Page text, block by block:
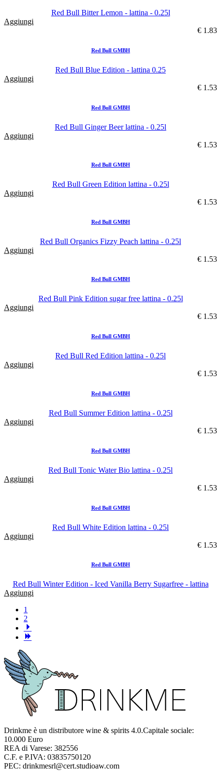
Red Bull Bitter Lemon - lattina - 0.25l
Aggiungi
€ 1.83
Red Bull GMBH
Red Bull Blue Edition - lattina 0.25
Aggiungi
€ 1.53
Red Bull GMBH
Red Bull Ginger Beer lattina - 0.25l
Aggiungi
€ 1.53
Red Bull GMBH
Red Bull Green Edition lattina - 0.25l
Aggiungi
€ 1.53
Red Bull GMBH
Red Bull Organics Fizzy Peach lattina - 0.25l
Aggiungi
€ 1.53
Red Bull GMBH
Red Bull Pink Edition sugar free lattina - 0.25l
Aggiungi
€ 1.53
Red Bull GMBH
Red Bull Red Edition lattina - 0.25l
Aggiungi
€ 1.53
Red Bull GMBH
Red Bull Summer Edition lattina - 0.25l
Aggiungi
€ 1.53
Red Bull GMBH
Red Bull Tonic Water Bio lattina - 0.25l
Aggiungi
€ 1.53
Red Bull GMBH
Red Bull White Edition lattina - 0.25l
Aggiungi
€ 1.53
Red Bull GMBH
Red Bull Winter Edition - Iced Vanilla Berry Sugarfree - lattina
Aggiungi
1
2
Drinkme è un distributore wine & spirits 4.0.Capitale sociale:
10.000 Euro
REA di Varese: 382556
C.F. e P.IVA: 03835750120
PEC: drinkmesrl@cert.studioaw.com